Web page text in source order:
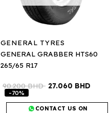
GENERAL TYRES
GENERAL GRABBER HTS60
265/65 R17
90.200BHD 27.060 BHD
-70%
CONTACT US ON